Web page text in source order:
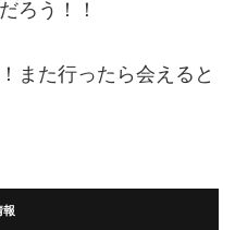
ろう！！
また行ったら会えると
報